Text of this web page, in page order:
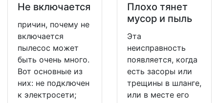
Не включается
причин, почему не
включается
пылесос может
быть очень много.
Вот основные из
них: не подключен
к электросети;
Плохо тянет
мусор и пыль
Эта
неисправность
появляется, когда
есть засоры или
трещины в шланге,
или в месте его